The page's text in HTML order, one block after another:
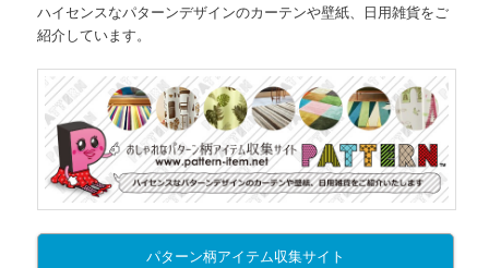
ハイセンスなパターンデザインのカーテンや壁紙、日用雑貨をご
紹介しています。
パターン柄アイテム収集サイト